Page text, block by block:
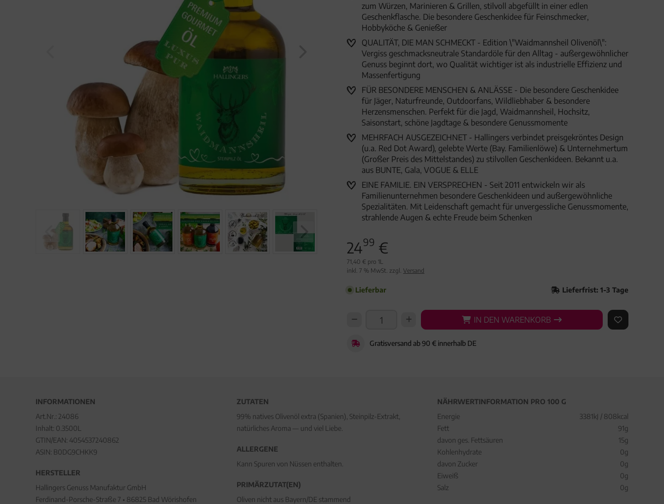
zum Würzen, Marinieren & Grillen, stilvoll abgefüllt in einer edlen
Geschenkflasche. Die besondere Geschenkidee für Feinschmecker,
Hobbyköche & Genießer
QUALITÄT, DIE MAN SCHMECKT - Edition \"Waidmannsheil Olivenöl\":
Vergiss geschmacksneutrale Standardöle für den Alltag - außergewöhnlicher
Genuss beginnt dort, wo Qualität wichtiger ist als industrielle Effizienz und
Massenfertigung
FÜR BESONDERE MENSCHEN & ANLÄSSE - Die besondere Geschenkidee
für Jäger, Naturfreunde, Outdoorfans, Wildliebhaber & besondere
Herzensmenschen. Perfekt für die Jagd, Waidmannsheil, Hochsitz,
Saisonstart, schöne Jagdtage & besondere Genussmomente
MEHRFACH AUSGEZEICHNET - Hallingers verbindet preisgekröntes Design
(u.a. Red Dot Award), gelebte Werte (Bay. Familienlöwe) & Unternehmertum
(Großer Preis des Mittelstandes) zu stilvollen Geschenkideen. Bekannt u.a.
aus BUNTE, Gala, VOGUE & ELLE
EINE FAMILIE. EIN VERSPRECHEN - Seit 2011 entwickeln wir als
Familienunternehmen besondere Geschenkideen und außergewöhnliche
Spezialitäten. Mit Leidenschaft gemacht für unvergessliche Genussmomente,
strahlende Augen & echte Freude beim Schenken
2499 €
71,40 € pro 1L
inkl. 7 % MwSt. zzgl. Versand
Lieferbar Lieferfrist: 1-3 Tage
IN DEN WARENKORB
IN DEN WARENKORB AUF DEN
Gratisversand ab 90 € innerhalb DE
INFORMATIONEN
Art.Nr.: 24086
Inhalt: 0.3500L
GTIN/EAN: 4054537240862
ASIN: B0DG9CHKK9
HERSTELLER
Hallingers Genuss Manufaktur GmbH
Ferdinand-Porsche-Straße 7 • 86825 Bad Wörishofen
ZUTATEN
99% natives Olivenöl extra (Spanien), Steinpilz-Extrakt,
natürliches Aroma — und viel Liebe.
ALLERGENE
Kann Spuren von Nüssen enthalten.
PRIMÄRZUTAT(EN)
Oliven nicht aus Bayern/DE stammend
NÄHRWERTINFORMATION PRO 100 G
Energie
3381kJ / 808kcal
Fett
91g
davon ges. Fettsäuren
15g
Kohlenhydrate
0g
davon Zucker
0g
Eiweiß
0g
Salz
0g